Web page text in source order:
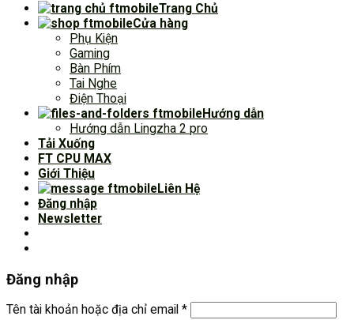
Trang Chủ
Cửa hàng
Phụ Kiện
Gaming
Bàn Phím
Tai Nghe
Điện Thoại
Hướng dẫn
Hướng dẫn Lingzha 2 pro
Tải Xuống
FT CPU MAX
Giới Thiệu
Liên Hệ
Đăng nhập
Newsletter
Đăng nhập
Tên tài khoản hoặc địa chỉ email *